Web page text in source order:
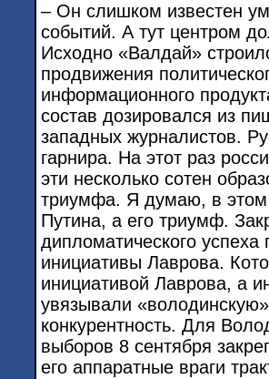
– Он слишком известен
событий. А тут центром
Исходно «Валдай»
продвижения
информационного
состав дозировался из
западных журналистов.
гарнира. На этот раз
эти несколько сотен
триумфа. Я думаю, в этом
Путина, а его триумф.
дипломатического
инициативы Лаврова.
инициативой Лаврова, а
увязывали
конкурентность. Для
выборов 8 сентября
его аппаратные враги